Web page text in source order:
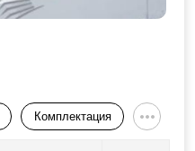
Комплектация